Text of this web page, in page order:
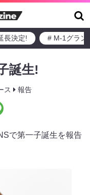
長決定! # M-1グラン
誕生!
ス 報告
で第一子誕生を報告